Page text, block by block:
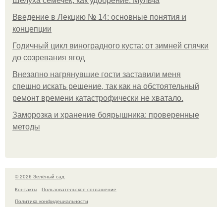
Введение в Лекцию № 14: основные понятия и
концепции
Годичный цикл виноградного куста: от зимней спячки
до созревания ягод
Внезапно нагрянувшие гости заставили меня
спешно искать решение, так как на обстоятельный
ремонт времени катастрофически не хватало.
Заморозка и хранение боярышника: проверенные
методы
© 2026 Зелёный сад
Контакты
Пользовательское соглашение
Политика конфидециальности